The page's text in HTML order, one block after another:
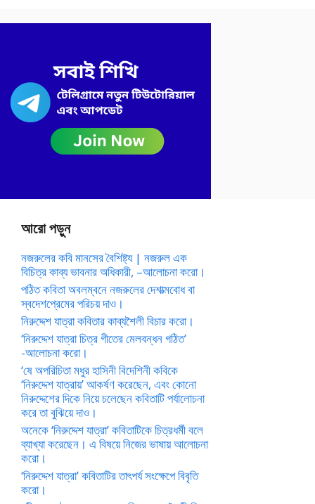
আরো পড়ুন
নজরুলের কবি মানসের বৈশিষ্ট্য | নজরুল এক
বিচিত্র কাব্য ভাবনার অধিকারী, –আলোচনা করো।
পঠিত কবিতা অবলম্বনে নজরুলের দেশাত্মবোধ বা
স্বদেশপ্রেমের পরিচয় দাও।
নিরুদ্দেশ যাত্রা কবিতার কাব্যশৈলী বিচার করো।
‘নিরুদ্দেশ যাত্রা চিত্র গীতের মেলবন্ধন গঠিত’
-আলোচনা করো।
‘ষে অপরিচিতা মধুর হাসিনী বিদেশিনী কবিকে
‘নিরুদ্দেশ যাত্রায়’ আকর্ষণ করেছেন, এবং কোনো
নিরুদ্দেশের দিকে নিয়ে চলেছেন কবিতাটি পর্যালোচনা
করে তা বুঝিয়ে দাও।
অনেকে ‘নিরুদ্দেশ যাত্রা’ কবিতাটিকে চিত্রধর্মী বলে
ব্যাখ্যা করেছেন। এ বিষয়ে নিজের ভাষায় আলোচনা
করো।
‘নিরুদ্দেশ যাত্রা’ কবিতাটির তাৎপর্য সংক্ষেপে বিবৃতি
করো।